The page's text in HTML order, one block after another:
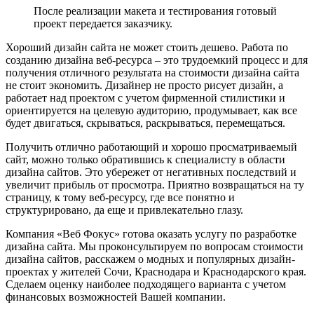
После реализации макета и тестирования готовый
проект передается заказчику.
Хороший дизайн сайта не может стоить дешево. Работа по
созданию дизайна веб-ресурса – это трудоемкий процесс и для
получения отличного результата на стоимости дизайна сайта
не стоит экономить. Дизайнер не просто рисует дизайн, а
работает над проектом с учетом фирменной стилистики и
ориентируется на целевую аудиторию, продумывает, как все
будет двигаться, скрываться, раскрываться, перемещаться.
Получить отлично работающий и хорошо просматриваемый
сайт, можно только обратившись к специалисту в области
дизайна сайтов. Это убережет от негативных последствий и
увеличит прибыль от просмотра. Приятно возвращаться на ту
страницу, к тому веб-ресурсу, где все понятно и
структурировано, да еще и привлекательно глазу.
Компания «Веб Фокус» готова оказать услугу по разработке
дизайна сайта. Мы проконсультируем по вопросам стоимости
дизайна сайтов, расскажем о модных и популярных дизайн-
проектах у жителей Сочи, Краснодара и Краснодарского края.
Сделаем оценку наиболее подходящего варианта с учетом
финансовых возможностей Вашей компании.